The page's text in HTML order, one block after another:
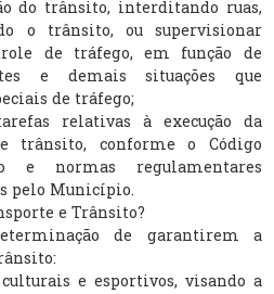
do trânsito, interditando ruas,
o trânsito, ou supervisionar
de tráfego, em função de
e demais situações que
de tráfego;
relativas à execução da
trânsito, conforme o Código
e normas regulamentares
pelo Município.
e Trânsito?
de garantirem a
e esportivos, visando a